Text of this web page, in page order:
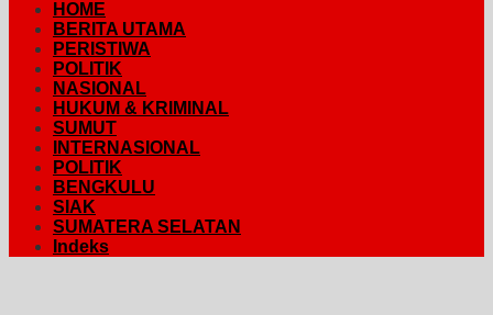
HOME
BERITA UTAMA
PERISTIWA
POLITIK
NASIONAL
HUKUM & KRIMINAL
SUMUT
INTERNASIONAL
POLITIK
BENGKULU
SIAK
SUMATERA SELATAN
Indeks